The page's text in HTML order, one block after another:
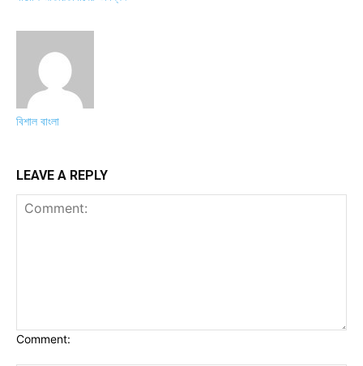
বিশাল বাংলা
LEAVE A REPLY
Comment: